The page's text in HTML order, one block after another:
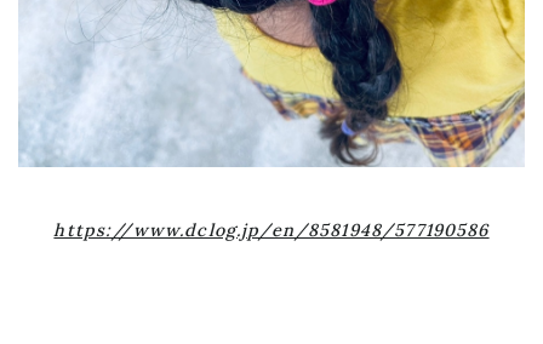
https://www.dclog.jp/en/8581948/577190586